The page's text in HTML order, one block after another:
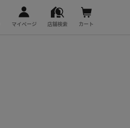
マイページ 店舗検索 カート